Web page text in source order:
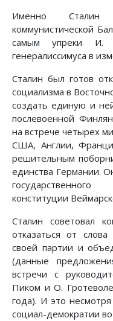
Именно Сталин
коммунистической
самым упреки И.
генералиссимуса в
Сталин был готов
социализма в
создать единую и
послевоенной
на встрече четы­рех
США, Англии,
решительным
единства Германии.
конституции
Сталин советовал
отказаться от слова
своей партии и
(данные
встречи с
Пиком и О.
года). И это
социал-демократии